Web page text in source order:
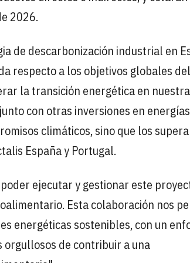
2026.
de descarbonización industrial en
respecto a los objetivos globales del
la transición energética en
con otras inversiones en energías
climáticos, sino que los
España y Portugal.
ejecutar y gestionar este
Esta colaboración nos
energéticas sostenibles, con un
de contribuir a una